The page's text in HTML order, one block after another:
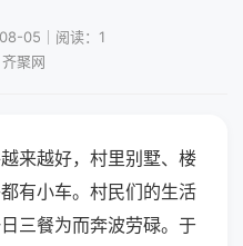
05｜阅读：1
聚网
来越好，村里别墅、楼
有小车。村民们的生活
三餐为而奔波劳碌。于